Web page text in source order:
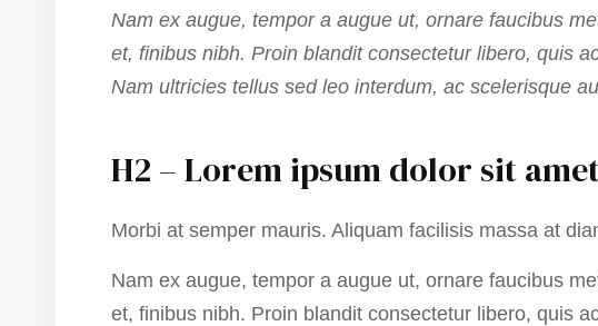
Nam ex augue, tempor a augue ut, ornare faucibus
et, finibus nibh. Proin blandit consectetur libero, quis
Nam ultricies tellus sed leo interdum, ac scelerisque
H2 – Lorem ipsum dolor sit
Morbi at semper mauris. Aliquam facilisis massa at
Nam ex augue, tempor a augue ut, ornare faucibus
et, finibus nibh. Proin blandit consectetur libero, quis